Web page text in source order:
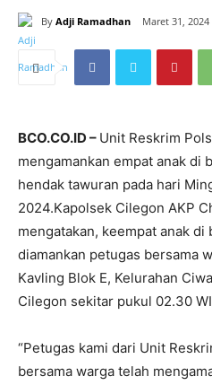
By Adji Ramadhan Maret 31, 2024
BCO.CO.ID – Unit Reskrim
mengamankan empat anak di
hendak tawuran pada hari
2024.Kapolsek Cilegon AKP
mengatakan, keempat anak di
diamankan petugas bersama
Kavling Blok E, Kelurahan
Cilegon sekitar pukul 02.30
“Petugas kami dari Unit
bersama warga telah